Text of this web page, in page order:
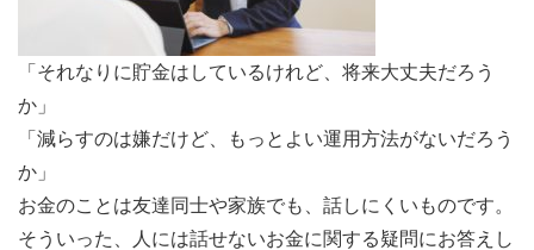
「それなりに貯金はしているけれど、将来大丈夫だろう
か」
「減らすのは嫌だけど、もっとよい運用方法がないだろう
か」
お金のことは友達同士や家族でも、話しにくいものです。
そういった、人には話せないお金に関する疑問にお答えし